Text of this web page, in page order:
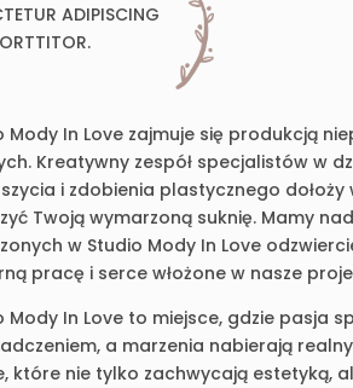
ADIPISCING
Mody In Love zajmuje się produkcją
Kreatywny zespół specjalistów w
i zdobienia plastycznego
Twoją wymarzoną suknię. Mamy
w Studio Mody In Love
pracę i serce włożone w nasze
Mody In Love to miejsce, gdzie pasja
a marzenia nabierają
które nie tylko zachwycają estetyką,